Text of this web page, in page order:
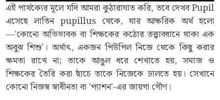
এই পার্থক্যের মূলে যদি আমরা কুঠারাঘাত করি, তবে দেখব Pupil
এসেছে লাতিন pupillus থেকে, যার আক্ষরিক অর্থ হলো
—'কোনো অভিভাবক বা শিক্ষকের কঠোর তত্ত্বাবধানে থাকা এক
অবুঝ শিশু'। অর্থাৎ, একজন পিউপিল নিজে থেকে কিছু করার
ক্ষমতা রাখে না; তাকে আঙুল ধরে শেখাতে হয়, সমাজ ও
শিক্ষকের তৈরি করা ছাঁচে তাকে নিজেকে ঢালতে হয়। সেখানে
কোনো নিজস্ব স্বাধীনতা বা 'প্যাশন'-এর জায়গা গৌণ।